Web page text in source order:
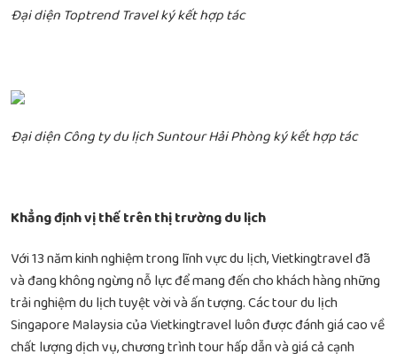
Đại diện Toptrend Travel ký kết hợp tác
Đại diện Công ty du lịch Suntour Hải Phòng ký kết hợp tác
Khẳng định vị thế trên thị trường du lịch
Với 13 năm kinh nghiệm trong lĩnh vực du lịch, Vietkingtravel đã
và đang không ngừng nỗ lực để mang đến cho khách hàng những
trải nghiệm du lịch tuyệt vời và ấn tượng. Các tour du lịch
Singapore Malaysia của Vietkingtravel luôn được đánh giá cao về
chất lượng dịch vụ, chương trình tour hấp dẫn và giá cả cạnh